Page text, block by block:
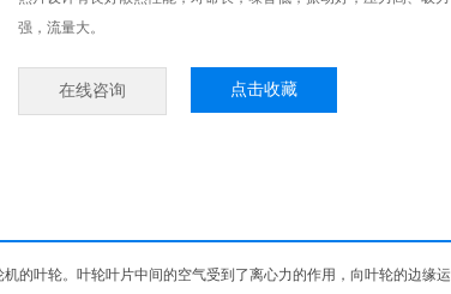
强，流量大。
在线咨询 点击收藏
的叶轮。叶轮叶片中间的空气受到了离心力的作用，向叶轮的边缘运